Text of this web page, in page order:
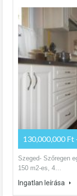
130,000,000 Ft
Szeged- Szőregen
150 m2-es, 4…
Ingatlan leírása